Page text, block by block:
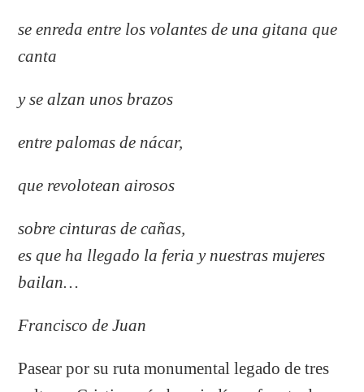
se enreda entre los volantes de una gitana que
canta
y se alzan unos brazos
entre palomas de nácar,
que revolotean airosos
sobre cinturas de cañas,
es que ha llegado la feria y nuestras mujeres
bailan…
Francisco de Juan
Pasear por su ruta monumental legado de tres